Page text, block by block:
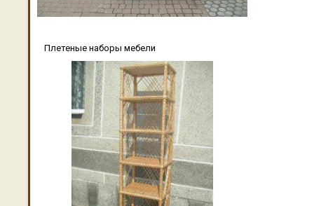
Плетеные наборы мебели